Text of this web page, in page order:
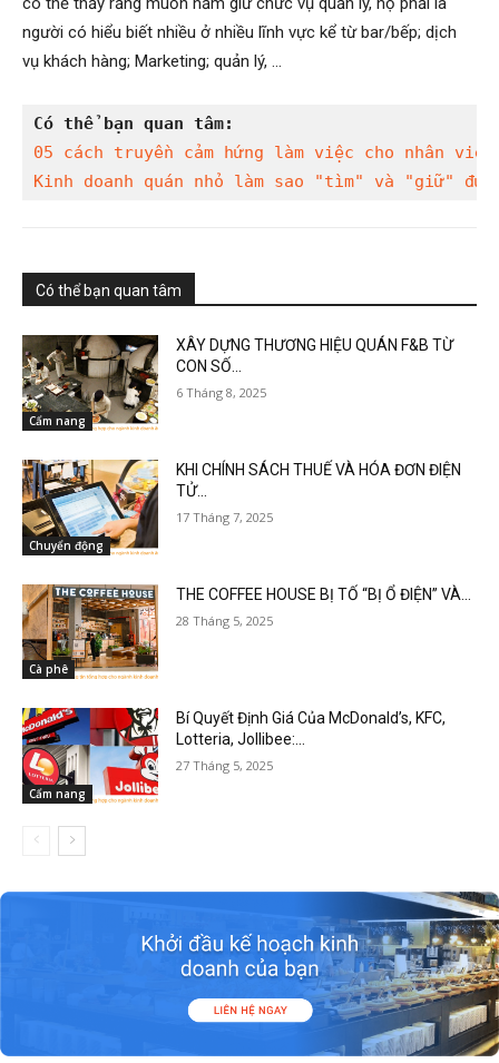
người có hiểu biết nhiều ở nhiều lĩnh vực kể từ bar/bếp; dịch
vụ khách hàng; Marketing; quản lý, …
Có thể bạn quan tâm:
05 cách truyền cảm hứng làm việc cho nhân viên
Kinh doanh quán nhỏ làm sao "tìm" và "giữ"
Có thể bạn quan tâm
Cẩm nang
XÂY DỰNG THƯƠNG HIỆU QUÁN F&B TỪ
CON SỐ...
6 Tháng 8, 2025
Chuyển động
KHI CHÍNH SÁCH THUẾ VÀ HÓA ĐƠN ĐIỆN
TỬ...
17 Tháng 7, 2025
Cà phê
THE COFFEE HOUSE BỊ TỐ “BỊ Ổ ĐIỆN” VÀ...
28 Tháng 5, 2025
Cẩm nang
Bí Quyết Định Giá Của McDonald’s, KFC,
Lotteria, Jollibee:...
27 Tháng 5, 2025